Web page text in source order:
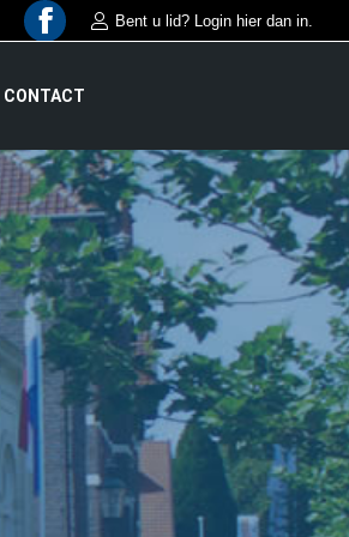
Facebook
in
new
window
Bent u lid? Login hier dan in.
CONTACT